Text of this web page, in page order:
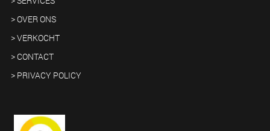
> OVER ONS
> VERKOCHT
> CONTACT
> PRIVACY POLICY